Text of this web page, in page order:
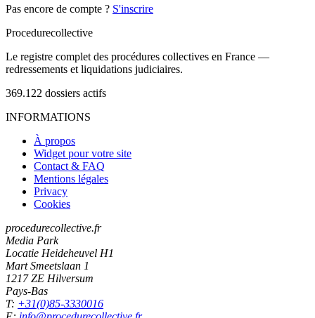
Pas encore de compte ? S'inscrire
Procedurecollective
Le registre complet des procédures collectives en France —
redressements et liquidations judiciaires.
369.122 dossiers actifs
INFORMATIONS
À propos
Widget pour votre site
Contact & FAQ
Mentions légales
Privacy
Cookies
procedurecollective.fr
Media Park
Locatie Heideheuvel H1
Mart Smeetslaan 1
1217 ZE Hilversum
Pays-Bas
T: +31(0)85-3330016